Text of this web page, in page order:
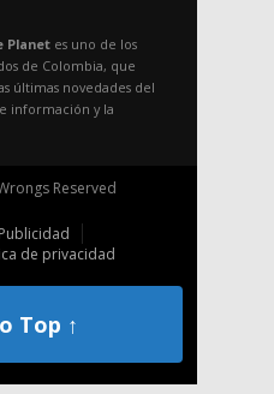
Planet es uno de los
de Colombia, que
últimas novedades del
información y la
Reserved
Publicidad
de privacidad
Top ↑